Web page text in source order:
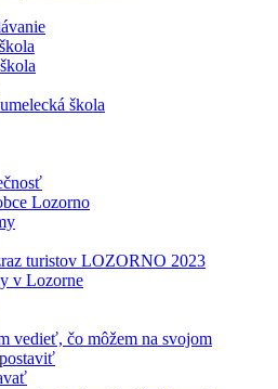
škola
Lozorno
turistov LOZORNO 2023
v Lozorne
vedieť, čo môžem na svojom